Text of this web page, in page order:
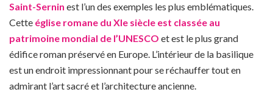
Saint-Sernin est l’un des exemples les plus emblématiques.
Cette église romane du XIe siècle est classée au
patrimoine mondial de l’UNESCO et est le plus grand
édifice roman préservé en Europe. L’intérieur de la basilique
est un endroit impressionnant pour se réchauffer tout en
admirant l’art sacré et l’architecture ancienne.